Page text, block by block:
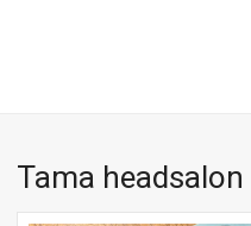
Tama headsalon